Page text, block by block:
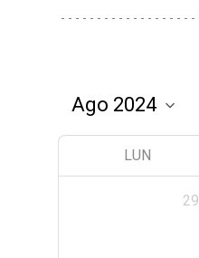
LUN
29